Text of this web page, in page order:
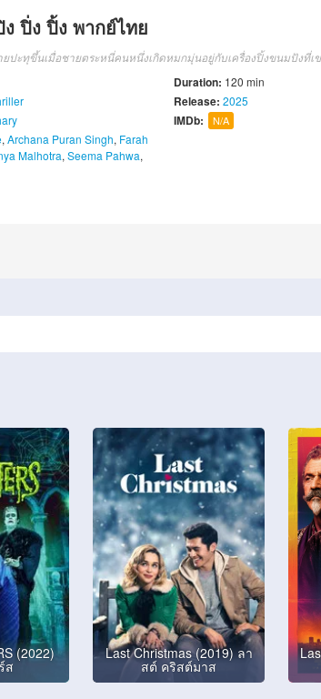
ปิ่ง ปิ้ง พากย์ไทย
ปะทุขึ้นเมื่อชายตระหนี่คนหนึ่งเกิดหมกมุ่นอยู่กับเครื่องปิ้งขนมปังที่เ
, Archana Puran Singh, Farah
Malhotra, Seema Pahwa,
Duration: 120 min
Release:2025
IMDb: N/A
(2022)
ส
Last Christmas (2019) ลา
สต์ คริสต์มาส